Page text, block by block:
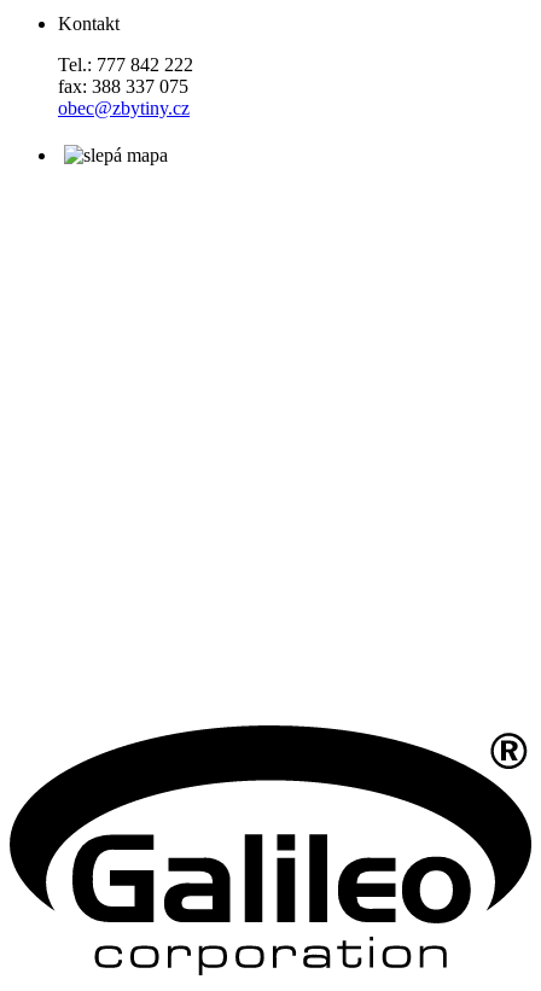
Kontakt
Tel.: 777 842 222
fax: 388 337 075
obec@zbytiny.cz